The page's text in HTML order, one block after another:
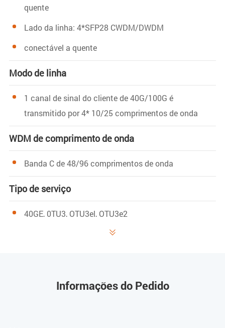
quente
Lado da linha: 4*SFP28 CWDM/DWDM
conectável a quente
Modo de linha
1 canal de sinal do cliente de 40G/100G é
transmitido por 4* 10/25 comprimentos de onda
WDM de comprimento de onda
Banda C de 48/96 comprimentos de onda
Tipo de serviço
40GE, 0TU3, OTU3el, OTU3e2

Informações do Pedido